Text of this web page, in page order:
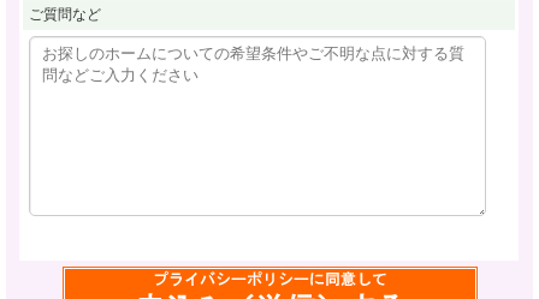
ご質問など